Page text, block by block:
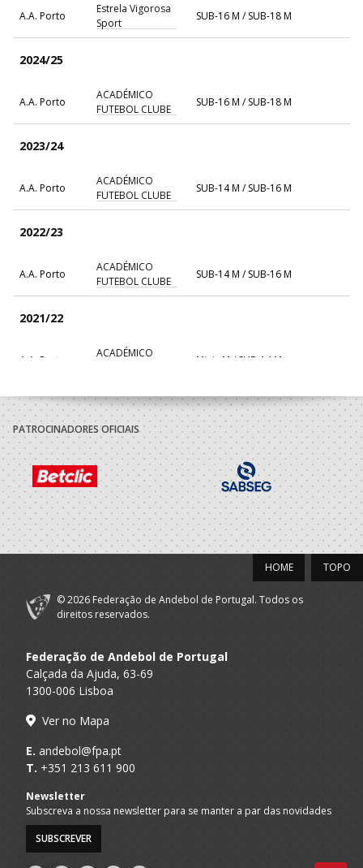
A.A. Porto
Estrela Vigorosa
Sport
SUB-16 M / SUB-18 M
2024/25
A.A. Porto
ACADÉMICO
FUTEBOL CLUBE
SUB-16 M / SUB-18 M
2023/24
A.A. Porto
ACADÉMICO
FUTEBOL CLUBE
SUB-14 M / SUB-16 M
2022/23
A.A. Porto
ACADÉMICO
FUTEBOL CLUBE
SUB-14 M / SUB-16 M
2021/22
A.A. Porto
ACADÉMICO
Minis M / SUB-14 M
2019/20
A.A. Porto
ACADÉMICO
FUTEBOL CLUBE
Minis M
PATROCINADORES OFICIAIS
TOPO
HOME
© 2026 Federação de Andebol de Portugal. Todos os
direitos reservados.
Federação de Andebol de Portugal
Calçada da Ajuda, 63-69
1300-006 Lisboa
Ver no Mapa
E. andebol@fpa.pt
T. +351 213 611 900
Newsletter
Subscreva a nossa newsletter para se manter a par das novidades
SUBSCREVER